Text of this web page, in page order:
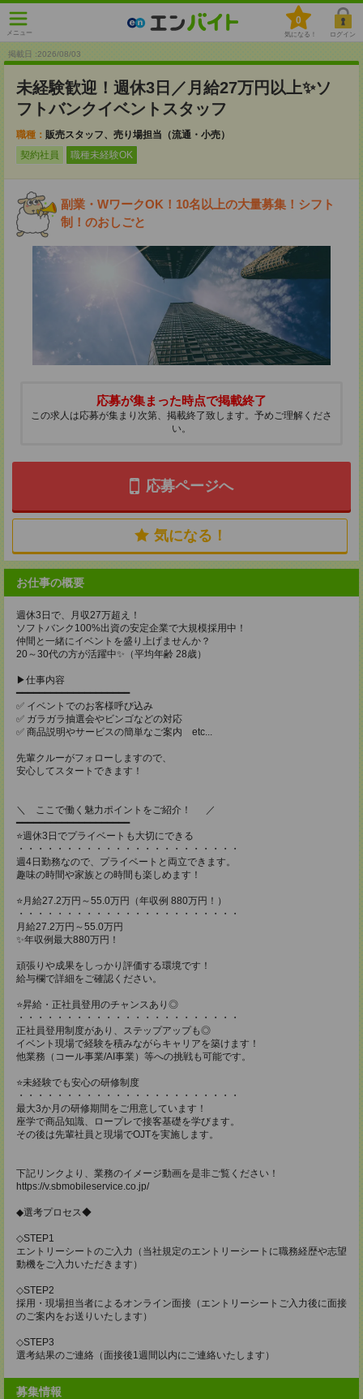
メニュー
0
気になる！ ログイン
掲載日 :2026/08/03
未経験歓迎！週休3日／月給27万円以上✨ソ
フトバンクイベントスタッフ
職種： 販売スタッフ、売り場担当（流通・小売）
契約社員
職種未経験OK
副業・WワークOK！10名以上の大量募集！シフト
制！のおしごと
応募が集まった時点で掲載終了
この求人は応募が集まり次第、掲載終了致します。予めご理解くださ
い。
応募ページへ
気になる！
お仕事の概要
週休3日で、月収27万超え！
ソフトバンク100%出資の安定企業で大規模採用中！
仲間と一緒にイベントを盛り上げませんか？
20～30代の方が活躍中✨（平均年齢 28歳）
▶仕事内容
━━━━━━━━━━━━━━━━━━━━
✅ イベントでのお客様呼び込み
✅ ガラガラ抽選会やビンゴなどの対応
✅ 商品説明やサービスの簡単なご案内 etc...
先輩クルーがフォローしますので、
安心してスタートできます！
＼ ここで働く魅力ポイントをご紹介！ ／
━━━━━━━━━━━━━━━━━━━━
⭐週休3日でプライベートも大切にできる
・・・・・・・・・・・・・・・・・・・・・・・
週4日勤務なので、プライベートと両立できます。
趣味の時間や家族との時間も楽しめます！
⭐月給27.2万円～55.0万円（年収例 880万円！）
・・・・・・・・・・・・・・・・・・・・・・・
月給27.2万円～55.0万円
✨年収例最大880万円！
頑張りや成果をしっかり評価する環境です！
給与欄で詳細をご確認ください。
⭐昇給・正社員登用のチャンスあり◎
・・・・・・・・・・・・・・・・・・・・・・・
正社員登用制度があり、ステップアップも◎
イベント現場で経験を積みながらキャリアを築けます！
他業務（コール事業/AI事業）等への挑戦も可能です。
⭐未経験でも安心の研修制度
・・・・・・・・・・・・・・・・・・・・・・・
最大3か月の研修期間をご用意しています！
座学で商品知識、ロープレで接客基礎を学びます。
その後は先輩社員と現場でOJTを実施します。
下記リンクより、業務のイメージ動画を是非ご覧ください！
https://v.sbmobileservice.co.jp/
◆選考プロセス◆
◇STEP1
エントリーシートのご入力（当社規定のエントリーシートに職務経歴や志望
動機をご入力いただきます）
◇STEP2
採用・現場担当者によるオンライン面接（エントリーシートご入力後に面接
のご案内をお送りいたします）
◇STEP3
選考結果のご連絡（面接後1週間以内にご連絡いたします）
募集情報